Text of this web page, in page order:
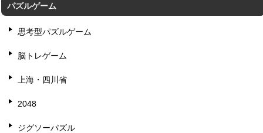
パズルゲーム
思考型パズルゲーム
脳トレゲーム
上海・四川省
2048
ジグソーパズル